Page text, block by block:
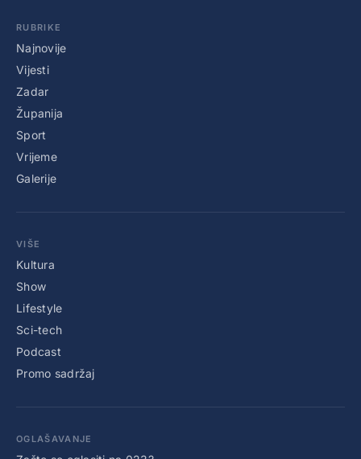
RUBRIKE
Najnovije
Vijesti
Zadar
Županija
Sport
Vrijeme
Galerije
VIŠE
Kultura
Show
Lifestyle
Sci-tech
Podcast
Promo sadržaj
OGLAŠAVANJE